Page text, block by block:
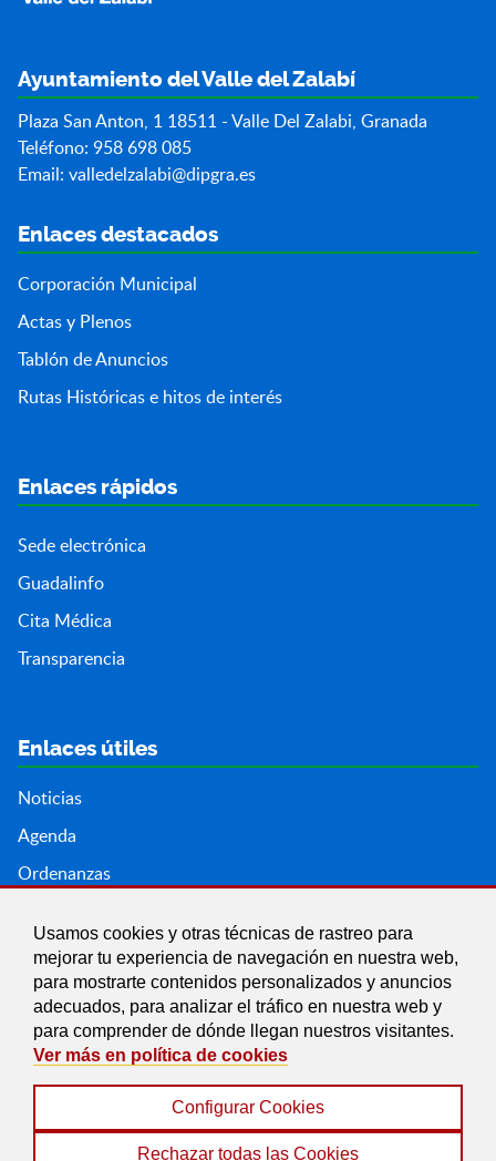
Usamos cookies y otras técnicas de rastreo para
mejorar tu experiencia de navegación en nuestra web,
para mostrarte contenidos personalizados y anuncios
adecuados, para analizar el tráfico en nuestra web y
para comprender de dónde llegan nuestros visitantes.
Ver más en política de cookies
Configurar Cookies
Rechazar todas las Cookies
Ayuntamiento del Valle del Zalabí
Plaza San Anton, 1 18511 - Valle Del Zalabi, Granada
Teléfono: 958 698 085
Email: valledelzalabi@dipgra.es
Enlaces destacados
Corporación Municipal
Actas y Plenos
Tablón de Anuncios
Rutas Históricas e hitos de interés
Enlaces rápidos
Sede electrónica
Guadalinfo
Cita Médica
Transparencia
Enlaces útiles
Noticias
Agenda
Ordenanzas
Política de Cookies | Accesibilidad
Protección de Datos | Mapa Web